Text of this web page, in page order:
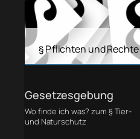
§ Pflichten und Rechte
Gesetzesgebung
Wo finde ich was? zum § Tier-
und Naturschutz